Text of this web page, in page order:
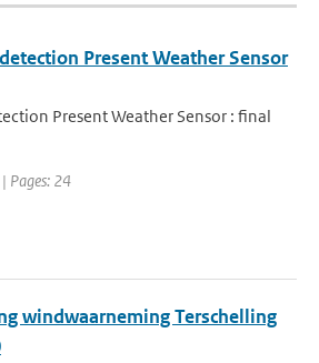
Present Weather Sensor
Present Weather Sensor : final
Pages: 24
windwaarneming Terschelling